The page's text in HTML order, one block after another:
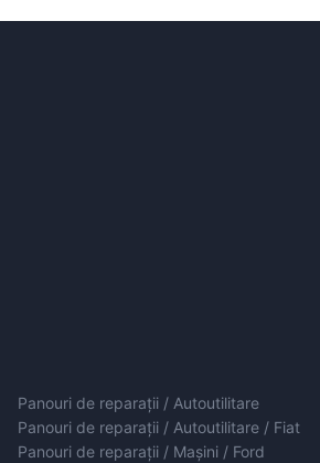
Panouri de reparații / Autoutilitare
Panouri de reparații / Autoutilitare / Fiat
Panouri de reparații / Mașini / Ford